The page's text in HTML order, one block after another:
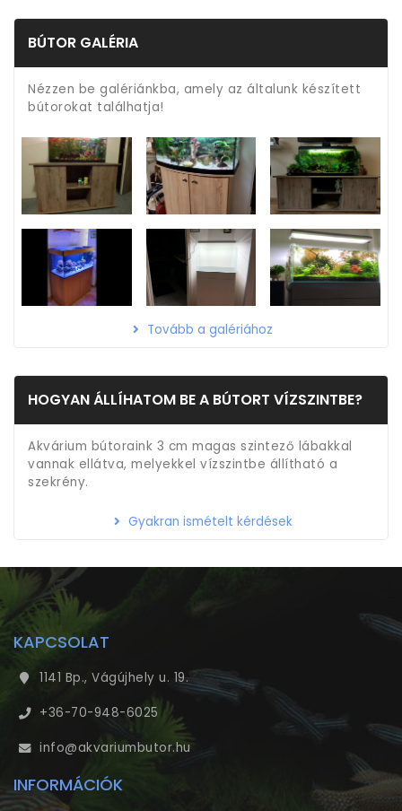
BÚTOR GALÉRIA
Nézzen be galériánkba, amely az általunk készített
bútorokat találhatja!
Tovább a galériához
HOGYAN ÁLLÍHATOM BE A BÚTORT VÍZSZINTBE?
Akvárium bútoraink 3 cm magas szintező lábakkal
vannak ellátva, melyekkel vízszintbe állítható a
szekrény.
Gyakran ismételt kérdések
KAPCSOLAT
1141 Bp., Vágújhely u. 19.
+36-70-948-6025
info@akvariumbutor.hu
INFORMÁCIÓK